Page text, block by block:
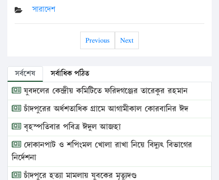
সারাদেশ
Previous Next
সর্বশেষ সর্বাধিক পঠিত
যুবদলের কেন্দ্রীয় কমিটিতে ফরিদগঞ্জের তারেকুর রহমান
চাঁদপুরের অর্ধশতাধিক গ্রামে আগামীকাল কোরবানির ঈদ
বৃহস্পতিবার পবিত্র ঈদুল আজহা
দোকানপাট ও শপিংমল খোলা রাখা নিয়ে বিদ্যুৎ বিভাগের
নির্দেশনা
চাঁদপুরে হত্যা মামলায় যুবকের মৃত্যুদণ্ড